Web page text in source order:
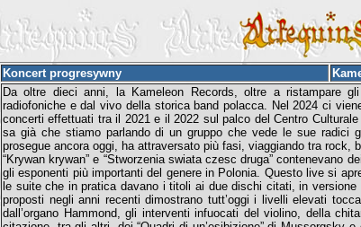
Koncert progresywny
Da oltre dieci anni, la Kameleon Records, oltre a ristampare
radiofoniche e dal vivo della storica band polacca. Nel 2024 ci
concerti effettuati tra il 2021 e il 2022 sul palco del Centro
sa già che stiamo parlando di un gruppo che vede le sue radici
prosegue ancora oggi, ha attraversato più fasi, viaggiando tra
“Krywan krywan” e “Stworzenia swiata czesc druga”
gli esponenti più importanti del genere in Polonia. Questo live si
le suite che in pratica davano i titoli ai due dischi citati, in
proposti negli anni recenti dimostrano tutt’oggi i livelli elevati
dall’organo Hammond, gli interventi infuocati del violino, della